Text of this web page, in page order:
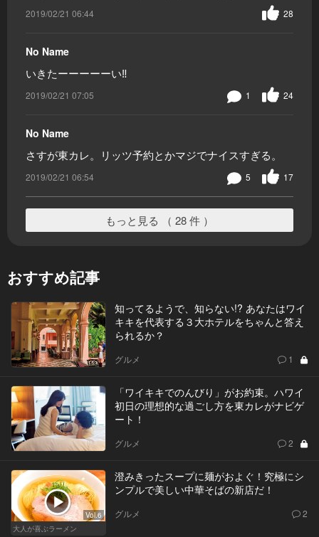
2019/02/21 06:44 28
No Name
いきたーーーーーい‼️
2019/02/21 07:05 24
1
No Name
さすが東カレ。リッツ予約とかマジでナイスすぎる。
2019/02/21 06:54 17
5
もっと見る （ 28 件 ）
おすすめ記事
知ってるようで、知らない!? あなたはワイ
キキを代表する３大ホテルをちゃんと答え
られるか？
グルメ 1
「ワイキキでのんびり」がお約束。ハワイ
初日の理想的な過ごし方を東カレがナビゲ
ート！
グルメ 2
Vol.6
大人が喜ぶラーメン
澄みきったスープに麺がおよぐ！究極にシ
ンプルで美しい中華そばの新店だ！
グルメ 2